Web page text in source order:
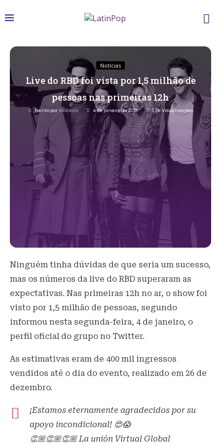
Notícias
Live do RBD foi vista por 1,5 milhão de
pessoas nas primeiras 12h
Escrito por Redacao 4 de janeiro de 2021 1,3KVisualizações
Ninguém tinha dúvidas de que seria um sucesso,
mas os números da live do RBD superaram as
expectativas. Nas primeiras 12h no ar, o show foi
visto por 1,5 milhão de pessoas, segundo
informou nesta segunda-feira, 4 de janeiro, o
perfil oficial do grupo no Twitter.
As estimativas eram de 400 mil ingressos
vendidos até o dia do evento, realizado em 26 de
dezembro.
¡Estamos eternamente agradecidos por su
apoyo incondicional! 😍😱
👏🏼👏🏼👏🏼 La unión Virtual Global